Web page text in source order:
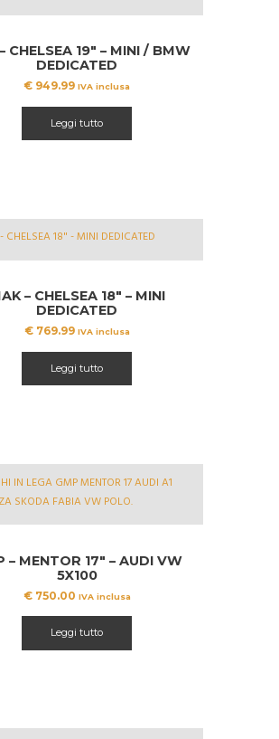
CHELSEA 19″ – MINI / BMW
DEDICATED
€ 949.99 IVA inclusa
Leggi tutto
– CHELSEA 18″ – MINI
DEDICATED
€769.99 IVA inclusa
Leggi tutto
– MENTOR 17″ – AUDI VW
5X100
€750.00 IVA inclusa
Leggi tutto